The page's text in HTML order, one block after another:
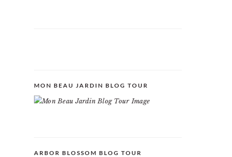
MON BEAU JARDIN BLOG TOUR
ARBOR BLOSSOM BLOG TOUR